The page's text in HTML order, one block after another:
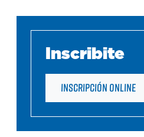
Inscribite
INSCRIPCIÓN ONLINE